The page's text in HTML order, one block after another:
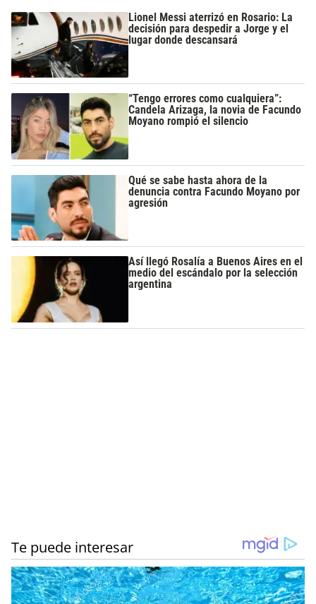
Lionel Messi aterrizó en Rosario: La
decisión para despedir a Jorge y el
lugar donde descansará
“Tengo errores como cualquiera”:
Candela Arizaga, la novia de Facundo
Moyano rompió el silencio
Qué se sabe hasta ahora de la
denuncia contra Facundo Moyano por
agresión
Así llegó Rosalía a Buenos Aires en el
medio del escándalo por la selección
argentina